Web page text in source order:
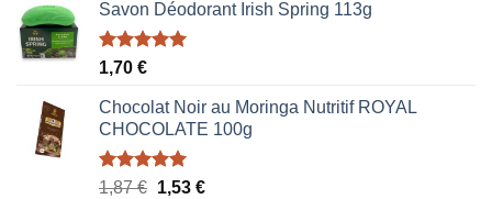
initial
était :
actuel
Savon Déodorant Irish Spring 113g
Note5.00
1,70 €
Chocolat Noir au Moringa Nutritif ROYAL
CHOCOLATE 100g
Note5.00
1,87€ Le
1,53 €Le